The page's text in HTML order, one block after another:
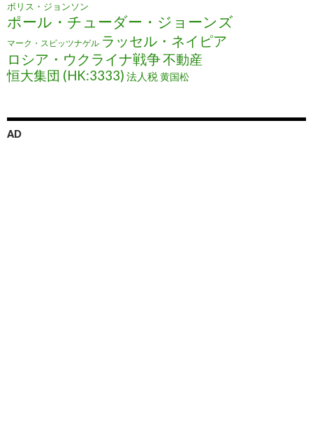
ボリス・ジョンソン
ポール・チューダー・ジョーンズ
マーク・スピッツナゲル ラッセル・ネイピア
ロシア・ウクライナ戦争不動産
恒大集団 (HK:3333) 法人税黄国松
AD